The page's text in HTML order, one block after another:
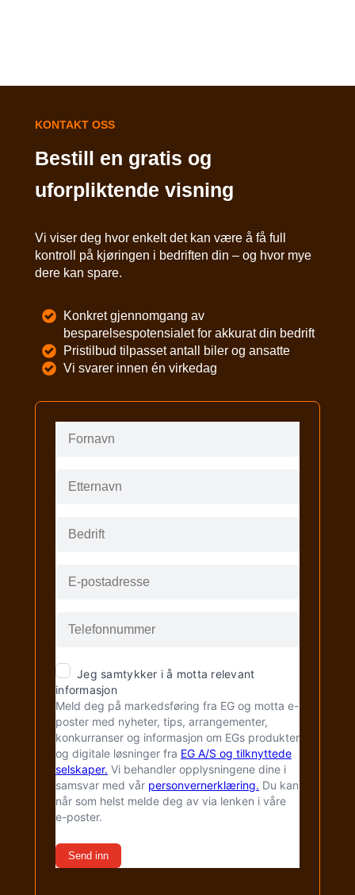
KONTAKT OSS
Bestill en gratis og
uforpliktende visning
Vi viser deg hvor enkelt det kan være å få full
kontroll på kjøringen i bedriften din – og hvor mye
dere kan spare.
Konkret gjennomgang av
besparelsespotensialet for akkurat din bedrift
Pristilbud tilpasset antall biler og ansatte
Vi svarer innen én virkedag